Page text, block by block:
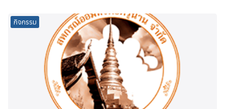
กิจกรรม